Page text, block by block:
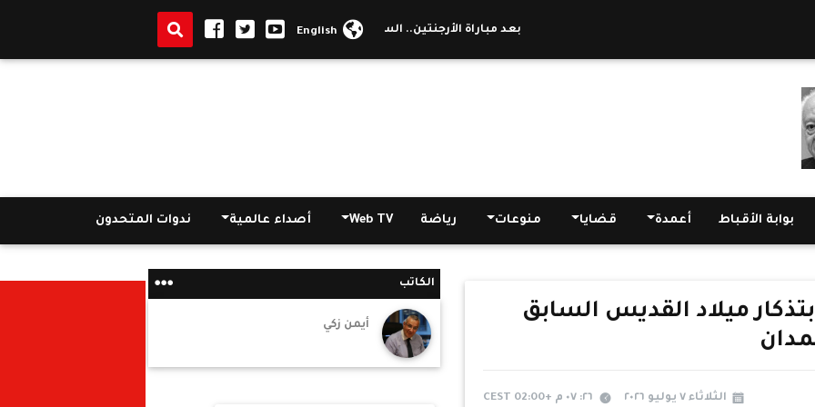
بعد مباراة الأرجنتين.. السفير التركي بالقاهرة: مصر لها الحق بالاعتراض
English
بوابة الأقباط أعمدة قضايا منوعات رياضة Web TV أصداء عالمية ندوات المتحدون
ميلاد القديس السابق
الثلاثاء ٧ يوليو ٢٠٢٦ ٢٦: ٠٧ م +02:00 CEST
الكاتب
أيمن زكي